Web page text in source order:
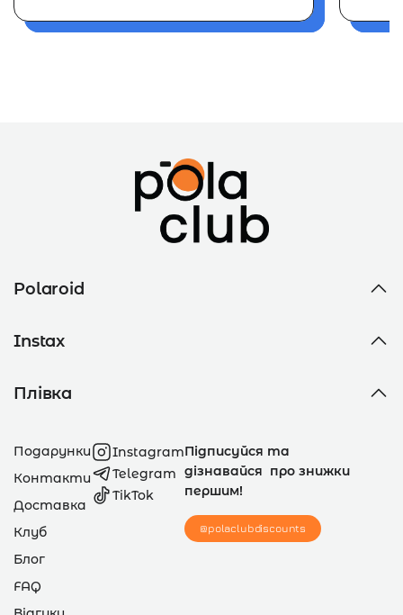
Polaroid
Instax
Плівка
Подарунки
Контакти
Доставка
Клуб
Блог
FAQ
Instagram
Telegram
TikTok
Підписуйся та
дізнавайся про знижки
першим!
@polaclubdiscounts